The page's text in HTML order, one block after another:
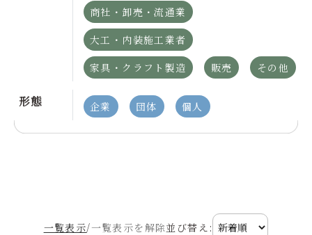
商社・卸売・流通業
大工・内装施工業者
家具・クラフト製造
販売 その他
形態 企業 団体 個人
一覧表示/一覧表示を解除並び替え: